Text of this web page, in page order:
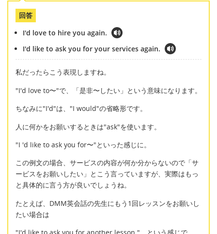
回答
I'd love to hire you again.
I'd like to ask you for your services again.
私だったらこう表現しますね。
"I'd love to〜"で、「是非〜したい」という意味になります。
ちなみに"I'd"は、"I would"の省略形です。
人に何かをお願いするときは"ask"を使います。
"I 'd like to ask you for〜"といった感じに。
この例文の場合、サービスの内容が何か分からないので「サ
ービスをお願いしたい」とこう言っていますが、実際はもっ
と具体的に言う方が良いでしょうね。
たとえば、DMM英会話の先生にもう1回レッスンをお願いし
たい場合は